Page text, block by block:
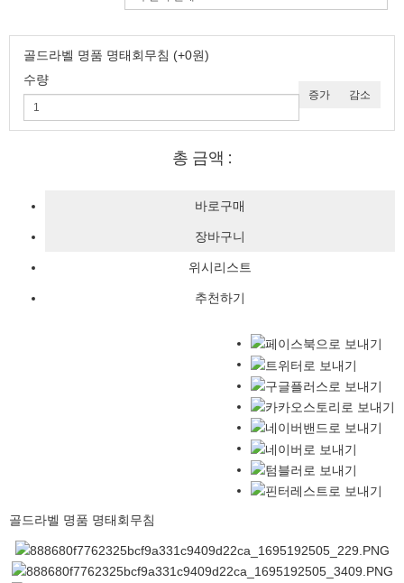
골드라벨 명품 명태회무침 (+0원)
수량
증가 감소
총 금액 :
위시리스트
추천하기
골드라벨 명품 명태회무침